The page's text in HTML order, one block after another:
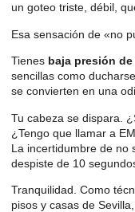
un goteo triste, débil,
Esa sensación de «no
Tienes baja presión
sencillas como
se convierten en una
Tu cabeza se dispara.
¿Tengo que llamar a
La incertidumbre de no
despiste de 10
Tranquilidad. Como
pisos y casas de